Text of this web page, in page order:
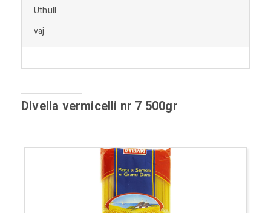
Uthull
vaj
Divella vermicelli nr 7 500gr